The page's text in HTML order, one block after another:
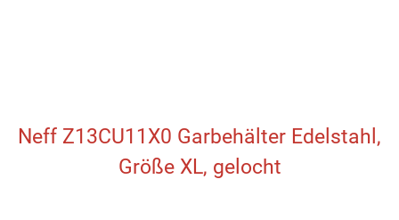
Neff Z13CU11X0 Garbehälter Edelstahl,
Größe XL, gelocht